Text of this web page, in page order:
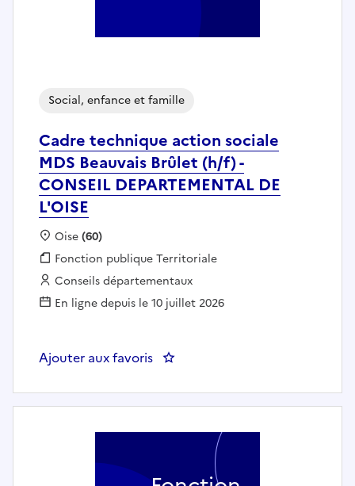
Cadre technique action sociale
MDS Beauvais Brûlet (h/f) -
CONSEIL DEPARTEMENTAL DE
L'OISE
Social, enfance et famille
Localisation :
Oise(60)
Fonction publique :
Fonction publique Territoriale
Employeur :
Conseils départementaux
En ligne depuis le 10 juillet 2026
Ajouter aux favoris : Cadre technique action sociale